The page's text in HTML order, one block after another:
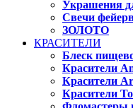
Украшения
Свечи
ЗОЛОТО
КРАСИТЕЛИ
Блеск
Красители
Красители
Красители